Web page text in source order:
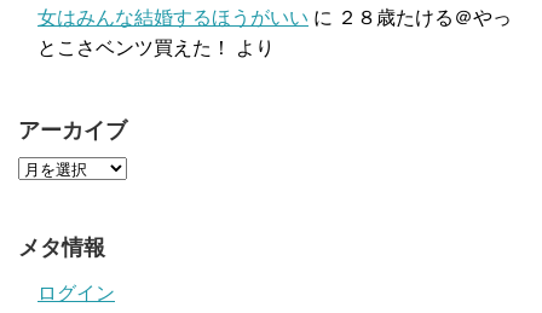
女はみんな結婚するほうがいい に ２８歳たける＠やっ
とこさベンツ買えた！
より
アーカイブ
メタ情報
ログイン